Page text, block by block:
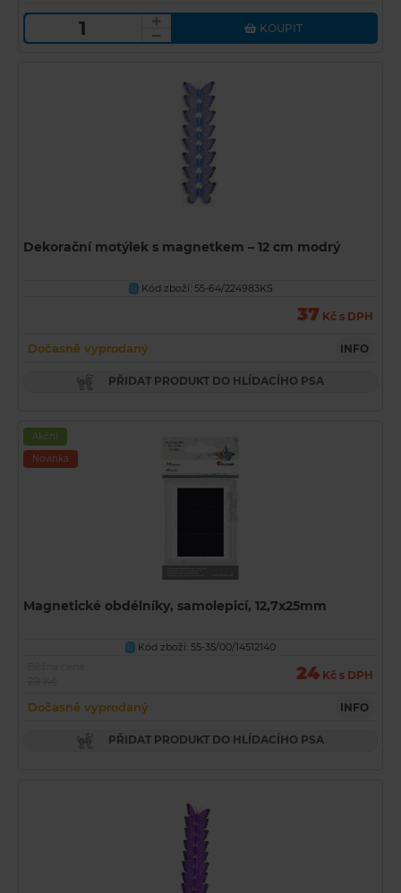
KOUPIT
Dekorační motýlek s magnetkem – 12 cm modrý
U Kód zboží: 55-64/224983KS
37 Kč s DPH
Dočasně vyprodaný INFO
PŘIDAT PRODUKT DO HLÍDACÍHO PSA
Akční
Novinka
Magnetické obdélníky, samolepicí, 12,7x25mm
U
Kód zboží: 55-35/00/14512140
24 Kč s DPH
Dočasně vyprodaný INFO
PŘIDAT PRODUKT DO HLÍDACÍHO PSA